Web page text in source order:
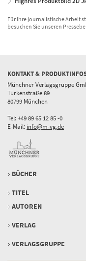
Für Ihre journalistische Arbeit
besuchen Sie unseren
KONTAKT &
Münchner Verlagsgruppe
Türkenstraße 89
80799 München
Tel: +49 89 65 12 85 -0
E-Mail: info@m-vg.de
BÜCHER
TITEL
AUTOREN
VERLAG
VERLAGSGRUPPE